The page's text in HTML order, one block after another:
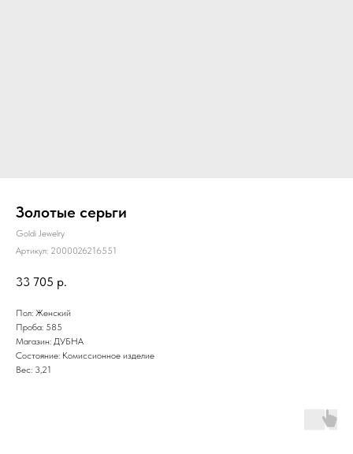
Золотые серьги
Goldi Jewelry
Артикул: 2000026216551
33 705 р.
Пол: Женский
Проба: 585
Магазин: ДУБНА
Состояние: Комиссионное изделие
Вес: 3,21